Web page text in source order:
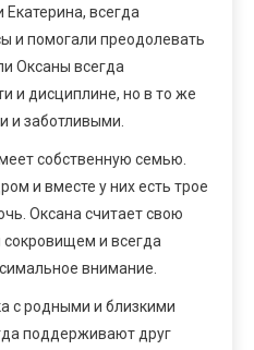
всегда
и помогали преодолевать
Оксаны всегда
и дисциплине, но в то же
и заботливыми.
собственную семью.
и вместе у них есть трое
Оксана считает свою
и всегда
внимание.
с родными и близкими
поддерживают друг